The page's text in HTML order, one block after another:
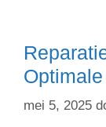
mei 5, 2025